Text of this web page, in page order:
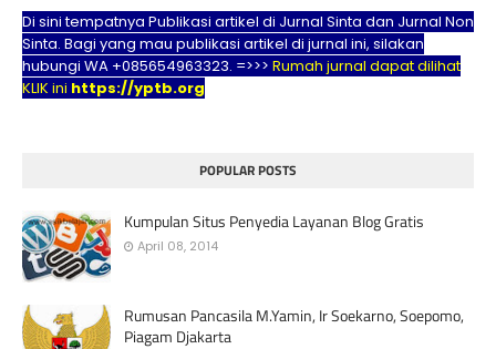
Di sini tempatnya Publikasi artikel di Jurnal Sinta dan Jurnal Non
Sinta. Bagi yang mau publikasi artikel di jurnal ini, silakan
hubungi WA +085654963323. =>>> Rumah jurnal dapat dilihat
KLIK ini https://yptb.org
POPULAR POSTS
Kumpulan Situs Penyedia Layanan Blog Gratis
April 08, 2014
Rumusan Pancasila M.Yamin, Ir Soekarno, Soepomo,
Piagam Djakarta